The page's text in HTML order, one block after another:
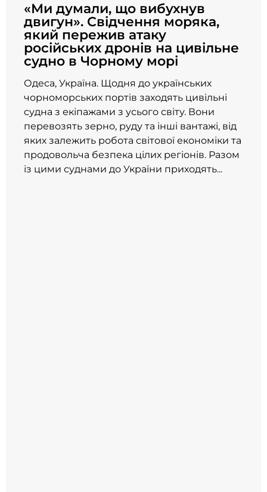
«Ми думали, що вибухнув
двигун». Свідчення моряка,
який пережив атаку
російських дронів на цивільне
судно в Чорному морі
Одеса, Україна. Щодня до українських
чорноморських портів заходять цивільні
судна з екіпажами з усього світу. Вони
перевозять зерно, руду та інші вантажі, від
яких залежить робота світової економіки та
продовольча безпека цілих регіонів. Разом
із цими суднами до України приходять...